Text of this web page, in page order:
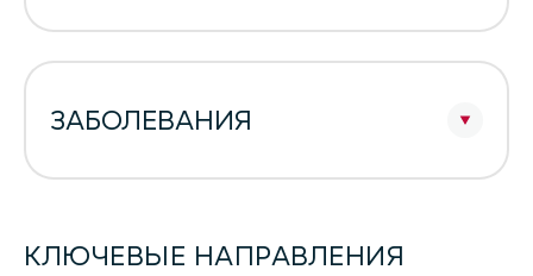
ЗАБОЛЕВАНИЯ
КЛЮЧЕВЫЕ НАПРАВЛЕНИЯ